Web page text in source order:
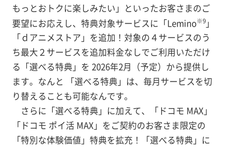
もっとおトクに楽しみたい」といったお客さまのご
要望にお応えし、特典対象サービスに「Lemino※9」
「ｄアニメストア」を追加！対象の４サービスのう
ち最大２サービスを追加料金なしでご利用いただけ
る「選べる特典」を 2026年2月（予定）から提供し
ます。なんと 「選べる特典」は、毎月サービスを切
り替えることも可能なんです。
さらに「選べる特典」に加えて、「ドコモ MAX」
「ドコモ ポイ活 MAX」をご契約のお客さま限定の
「特別な体験価値」特典を拡充！「選べる特典」に